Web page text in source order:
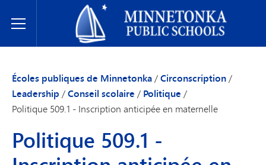
Toggle Menu
Écoles publiques de Minnetonka
Écoles publiques de Minnetonka/Circonscription/
Leadership /Conseil scolaire / Politique /
Politique 509.1 - Inscription anticipée en maternelle
Politique 509.1 -